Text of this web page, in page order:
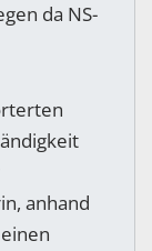
da NS-
anhand